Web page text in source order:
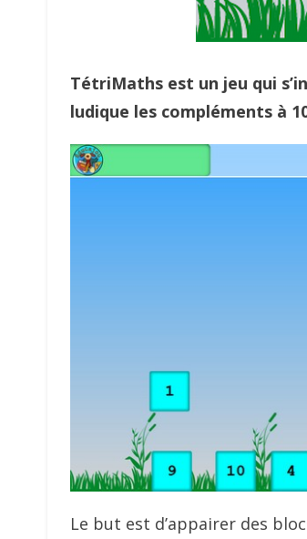
TétriMaths est un jeu qui
ludique les compléments à
Le but est d’appairer des